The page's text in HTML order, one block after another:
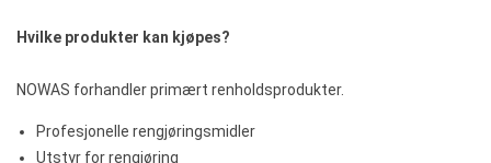
Hvilke produkter kan kjøpes?
NOWAS forhandler primært renholdsprodukter.
Profesjonelle rengjøringsmidler
Utstyr for rengjøring